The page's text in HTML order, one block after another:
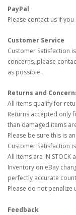
PayPal
Please contact us if
Customer Service
Customer Satisfaction
concerns, please
as possible.
Returns and
All items qualify for
Returns accepted only
than damaged items
Please be sure this is
Customer Satisfaction
All items are IN STOCK
Inventory on eBay
perfectly accurate
Please do not penalize
Feedback